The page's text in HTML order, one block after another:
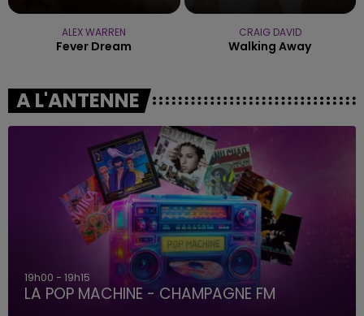
ALEX WARREN
Fever Dream
CRAIG DAVID
Walking Away
A L'ANTENNE
19h00 - 19h15
LA POP MACHINE - CHAMPAGNE FM